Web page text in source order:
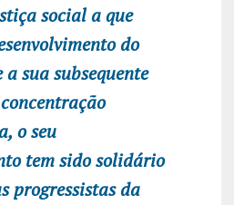
social a que
do
sua subsequente
o seu
tem sido solidário
progressistas da